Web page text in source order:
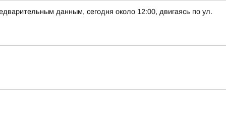
данным, сегодня около 12:00, двигаясь по ул.